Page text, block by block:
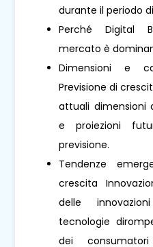
durante il periodo
Perché Digital
mercato è
Dimensioni e
Previsione di
attuali dimensioni
e proiezioni
previsione.
Tendenze
crescita
delle
tecnologie
dei